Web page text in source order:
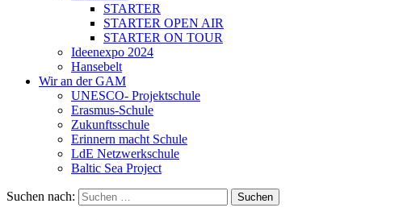
STARTER
STARTER OPEN AIR
STARTER ON TOUR
Ideenexpo 2024
Hansebelt
Wir an der GAM
UNESCO- Projektschule
Erasmus-Schule
Zukunftsschule
Erinnern macht Schule
LdE Netzwerkschule
Baltic Sea Project
Suchen nach: